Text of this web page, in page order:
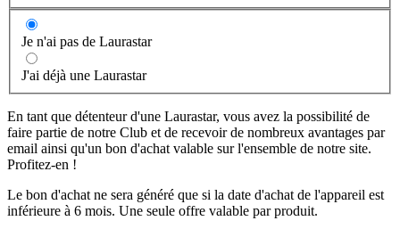
Je n'ai pas de Laurastar
J'ai déjà une Laurastar
En tant que détenteur d'une Laurastar, vous avez la possibilité de
faire partie de notre Club et de recevoir de nombreux avantages par
email ainsi qu'un bon d'achat valable sur l'ensemble de notre site.
Profitez-en !
Le bon d'achat ne sera généré que si la date d'achat de l'appareil est
inférieure à 6 mois. Une seule offre valable par produit.